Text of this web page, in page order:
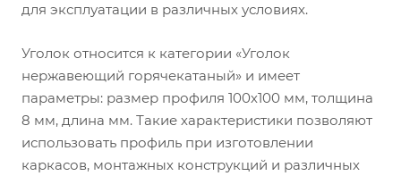
для эксплуатации в различных условиях.
Уголок относится к категории «Уголок
нержавеющий горячекатаный» и имеет
параметры: размер профиля 100х100 мм, толщина
8 мм, длина мм. Такие характеристики позволяют
использовать профиль при изготовлении
каркасов, монтажных конструкций и различных